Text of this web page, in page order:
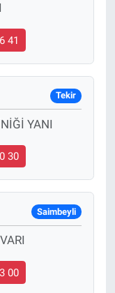
41
Tekir
YANI
30
Saimbeyli
00